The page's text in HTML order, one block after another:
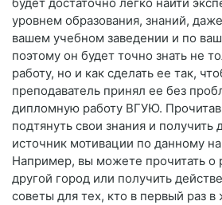
уровнем образования, знаний,
вашем учебном заведении и по
поэтому он будет точно знать не
работу, но и как сделать ее так,
преподаватель принял ее без
дипломную работу ВГУЮ.
подтянуть свои знания и получить
источник мотивации по данному
Например, вы можете прочитать о
другой город или получить
советы для тех, кто в первый раз в